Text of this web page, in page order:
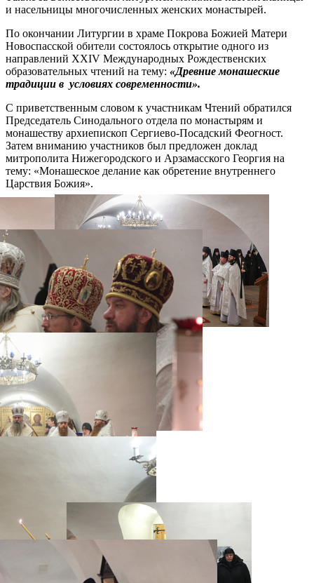
и насельницы многочисленных женских монастырей.
По окончании Литургии в храме Покрова Божией Матери
Новоспасской обители состоялось открытие одного из
направлений XXIV Международных Рождественских
образовательных чтений на тему: «Древние монашеские
традиции в условиях современности».
С приветственным словом к участникам Чтений обратился
Председатель Синодального отдела по монастырям и
монашеству архиепископ Сергиево-Посадский Феогност.
Затем вниманию участников был предложен доклад
митрополита Нижегородского и Арзамасского Георгия на
тему: «Монашеское делание как обретение внутреннего
Царствия Божия».
Фото